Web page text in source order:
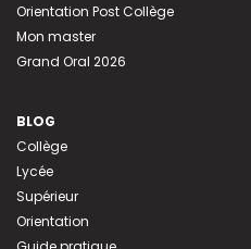
Orientation Post Collège
Mon master
Grand Oral 2026
BLOG
Collège
Lycée
Supérieur
Orientation